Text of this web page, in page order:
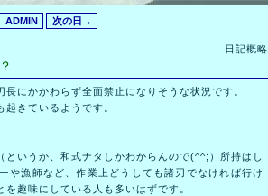
ADMIN 次の日→
日記概略
にかかわらず全面禁止になりそうな状況です。
きているようです。
いうか、和式ナタしかわからんので(^^;）所持はし
や漁師など、作業上どうしても諸刃でなければ行け
趣味にしている人も多いはずです。